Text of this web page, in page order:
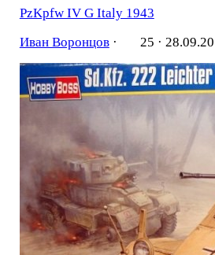
PzKpfw IV G Italy 1943
Иван Воронцов· 25 ·